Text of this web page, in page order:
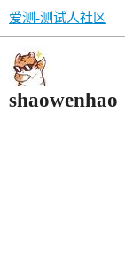
爱测-测试人社区
shaowenhao